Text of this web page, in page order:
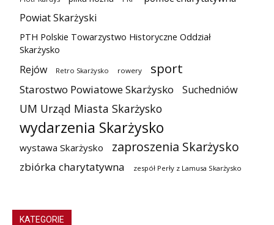
Powiat Skarżyski
PTH Polskie Towarzystwo Historyczne Oddział
Skarżysko
Rejów Retro Skarżysko rowery sport
Starostwo Powiatowe Skarżysko Suchedniów
UM Urząd Miasta Skarżysko
wydarzenia Skarżysko
wystawa Skarżysko zaproszenia Skarżysko
zbiórka charytatywna zespół Perły z Lamusa Skarżysko
KATEGORIE